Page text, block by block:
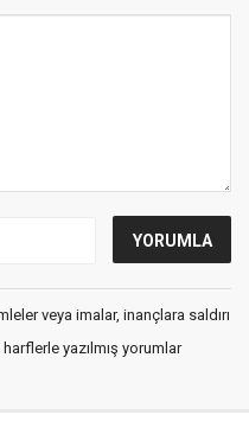
veya imalar, inançlara saldırı
yazılmış yorumlar